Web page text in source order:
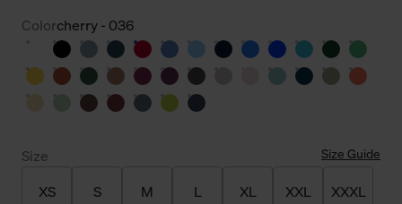
Colorcherry - 036
Size Size Guide
XS S M L XL XXL XXXL